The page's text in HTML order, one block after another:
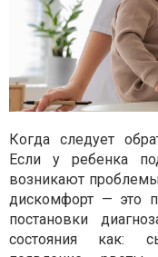
Когда следует
Если у ребенка
возникают
дискомфорт — это
постановки
состояния как: